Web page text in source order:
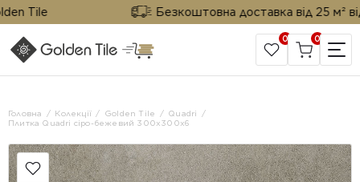
Tile Безкоштовна доставка від 25 м² від
САЙТ КОМПАНІЇ
0 0
Головна Колекції Golden Tile
Quadri
Плитка Quadri сіро-бежевий 300х300x6